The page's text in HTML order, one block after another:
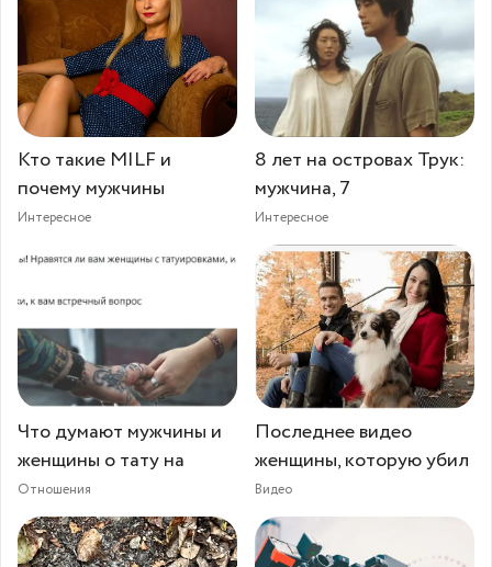
Кто такие MILF и
почему мужчины
Интересное
8 лет на островах Трук:
мужчина, 7
Интересное
Что думают мужчины и
женщины о тату на
Отношения
Последнее видео
женщины, которую убил
Видео